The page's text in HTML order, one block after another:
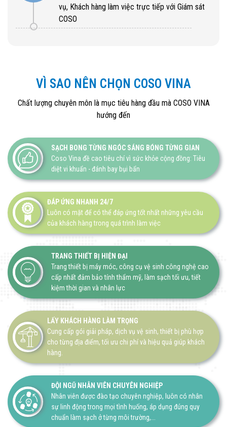
vụ, Khách hàng làm việc trực tiếp với Giám sát
COSO
VÌ SAO NÊN CHỌN COSO VINA
Chất lượng chuyên môn là mục tiêu hàng đầu mà COSO VINA
hướng đến
SẠCH BONG TỪNG NGÓC SÁNG BÓNG TỪNG GIAN
Coso Vina đề cao tiêu chí vì sức khỏe cộng đồng: Tiêu
diệt vi khuẩn - đánh bay bụi bẩn
ĐÁP ỨNG NHANH 24/7
Luôn có mặt để có thể đáp ứng tốt nhất những yêu cầu
của khách hàng trong quá trình làm việc
TRANG THIẾT BỊ HIỆN ĐẠI
Trang thiết bị máy móc, công cụ vệ sinh công nghệ cao
cấp nhất đảm bảo tính thẩm mỹ, làm sạch tối ưu, tiết
kiệm thời gian và nhân lực
LẤY KHÁCH HÀNG LÀM TRỌNG
Cung cấp gói giải pháp, dịch vụ vệ sinh, thiết bị phù hợp
cho từng địa điểm, tối ưu chi phí và hiệu quả giúp khách
hàng.
ĐỘI NGŨ NHÂN VIÊN CHUYÊN NGHIỆP
Nhân viên được đào tạo chuyên nghiệp, luôn có nhân
sự linh động trong mọi tình huống, áp dụng đúng quy
chuẩn làm sạch ở từng môi trường,...